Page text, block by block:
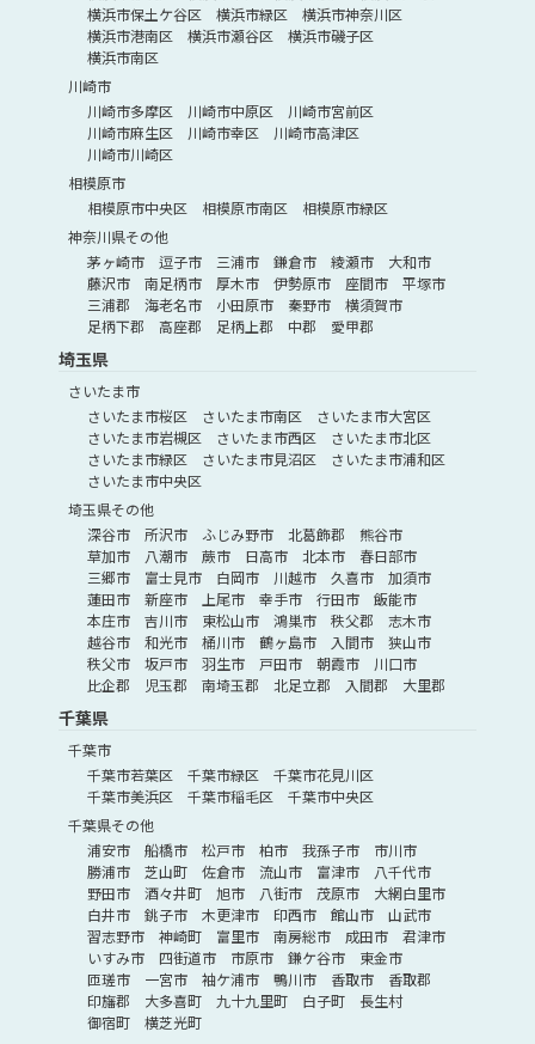
横浜市保土ケ谷区
横浜市緑区
横浜市神奈川区
横浜市港南区
横浜市瀬谷区
横浜市磯子区
横浜市南区
川崎市
川崎市多摩区
川崎市中原区
川崎市宮前区
川崎市麻生区
川崎市幸区
川崎市高津区
川崎市川崎区
相模原市
相模原市中央区
相模原市南区
相模原市緑区
神奈川県その他
茅ヶ崎市
逗子市 三浦市 鎌倉市 綾瀬市
大和市
藤沢市
南足柄市 厚木市 伊勢原市 座間市
平塚市
三浦郡
海老名市 小田原市 秦野市
横須賀市
足柄下郡
高座郡 足柄上郡 中郡 愛甲郡
埼玉県
さいたま市
さいたま市桜区
さいたま市南区
さいたま市大宮区
さいたま市岩槻区
さいたま市西区
さいたま市北区
さいたま市緑区
さいたま市見沼区
さいたま市浦和区
さいたま市中央区
埼玉県その他
深谷市
所沢市 ふじみ野市 北葛飾郡
熊谷市
草加市
八潮市 蕨市 日高市 北本市
春日部市
三郷市
富士見市 白岡市 川越市 久喜市
加須市
蓮田市
新座市 上尾市 幸手市 行田市
飯能市
本庄市
吉川市 東松山市 鴻巣市 秩父郡
志木市
越谷市
和光市 桶川市 鶴ヶ島市 入間市
狭山市
秩父市
坂戸市 羽生市 戸田市 朝霞市
川口市
比企郡
児玉郡 南埼玉郡 北足立郡 入間郡 大里郡
千葉県
千葉市
千葉市若葉区
千葉市緑区
千葉市花見川区
千葉市美浜区
千葉市稲毛区
千葉市中央区
千葉県その他
浦安市
船橋市 松戸市 柏市 我孫子市
市川市
勝浦市
芝山町 佐倉市 流山市 富津市
八千代市
野田市
酒々井町 旭市 八街市 茂原市
大網白里市
白井市
銚子市 木更津市 印西市 館山市
山武市
習志野市
神崎町 富里市 南房総市 成田市
君津市
いすみ市
四街道市 市原市 鎌ケ谷市
東金市
匝瑳市
一宮市 袖ケ浦市 鴨川市 香取市
香取郡
印旛郡
大多喜町 九十九里町 白子町
長生村
御宿町
横芝光町